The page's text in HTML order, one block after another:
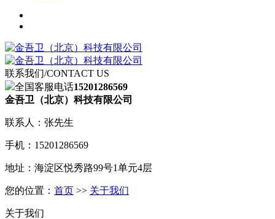
联系我们/CONTACT US
全国客服电话15201286569
金吾卫（北京）科技有限公司
联系人：张先生
手机：15201286569
地址：海淀区悦秀路99号1单元4层
您的位置： 首页 >> 关于我们
关于我们